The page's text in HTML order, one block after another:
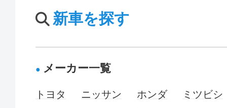
新車を探す
メーカー一覧
トヨタ ニッサン ホンダ
ミツビシ